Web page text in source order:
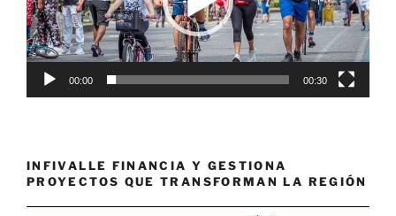
00:00 00:30
INFIVALLE FINANCIA Y GESTIONA
PROYECTOS QUE TRANSFORMAN LA REGIÓN